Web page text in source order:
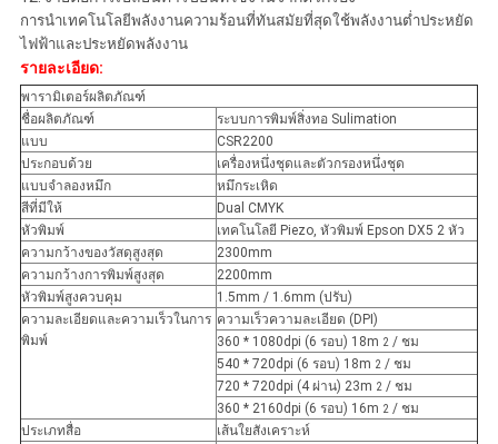
การนำเทคโนโลยีพลังงานความร้อนที่ทันสมัยที่สุดใช้พลังงานต่ำประหยัด
ไฟฟ้าและประหยัดพลังงาน
รายละเอียด:
พารามิเตอร์ผลิตภัณฑ์
ชื่อผลิตภัณฑ์
ระบบการพิมพ์สิ่งทอ Sulimation
แบบ
CSR2200
ประกอบด้วย
เครื่องหนึ่งชุดและตัวกรองหนึ่งชุด
แบบจำลองหมึก
หมึกระเหิด
สีที่มีให้
Dual CMYK
หัวพิมพ์
เทคโนโลยี Piezo, หัวพิมพ์ Epson DX5 2 หัว
ความกว้างของวัสดุสูงสุด
2300mm
ความกว้างการพิมพ์สูงสุด
2200mm
หัวพิมพ์สูงควบคุม
1.5mm / 1.6mm (ปรับ)
ความละเอียดและความเร็วในการ
พิมพ์
ความเร็วความละเอียด (DPI)
360 * 1080dpi (6 รอบ) 18m 2/ ชม
540 * 720dpi (6 รอบ) 18m 2/ ชม
720 * 720dpi (4 ผ่าน) 23m 2/ ชม
360 * 2160dpi (6 รอบ) 16m 2/ ชม
ประเภทสื่อ
เส้นใยสังเคราะห์